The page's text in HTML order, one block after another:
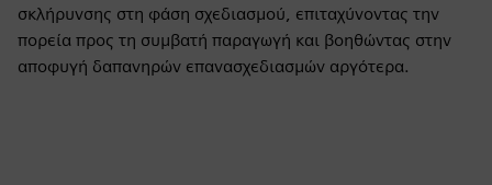
σκλήρυνσης στη φάση σχεδιασμού, επιταχύνοντας την
πορεία προς τη συμβατή παραγωγή και βοηθώντας στην
αποφυγή δαπανηρών επανασχεδιασμών αργότερα.